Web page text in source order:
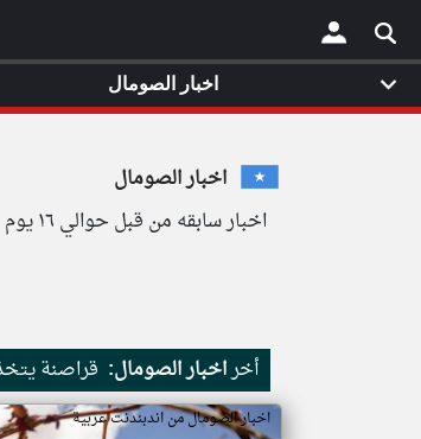
×
اخبار الصومال
اخبار سابقه من قبل حوالي ١٦ يوم
أخراخبار الصومال: قراصنة
اخبار الصومال من اندبندنت عربية
اخبار الصومال